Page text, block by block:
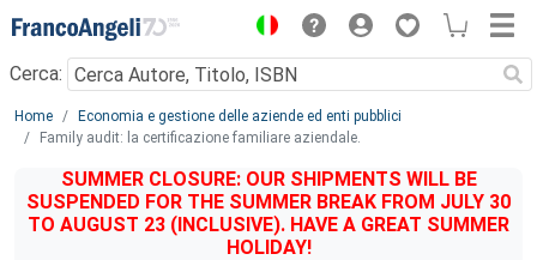
Menu
Cerca:
Main content
Home
Economia e gestione delle aziende ed enti pubblici
Family audit: la certificazione familiare aziendale.
SUMMER CLOSURE: OUR SHIPMENTS WILL BE
SUSPENDED FOR THE SUMMER BREAK FROM JULY 30
TO AUGUST 23 (INCLUSIVE). HAVE A GREAT SUMMER
HOLIDAY!